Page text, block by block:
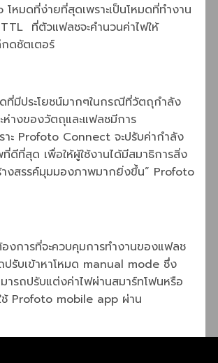
หมดที่ง่ายที่สุดเพราะเป็นโหมดที่ทำงาน
ที่ตัวแฟลชจะคำนวนค่าไฟให้
ดชัตเตอร์
ที่มีประโยชน์มากๆในกรณีที่วัตถุกำลัง
ห่างของวัตถุและแฟลชมีการ
าะ Profoto Connect จะปรับค่ากำลัง
ที่ดีที่สุด เพื่อให้ผู้ใช้งานได้มีสมาธิการสิ่ง
งสรรค์มุมมองภาพมากยิ่งขึ้น” Profoto
การที่จะควบคุมการทำงานของแฟลช
ปรับเข้าหาโหมด manual mode ซึ่ง
ารถปรับแต่งค่าไฟผ่านสมาร์ทโฟนหรือ
ช้ Profoto mobile app ผ่าน